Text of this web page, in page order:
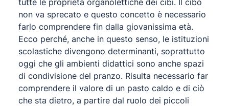
tutte le proprietà organolettiche dei cibi. Il cibo
non va sprecato e questo concetto è necessario
farlo comprendere fin dalla giovanissima età.
Ecco perché, anche in questo senso, le istituzioni
scolastiche divengono determinanti, soprattutto
oggi che gli ambienti didattici sono anche spazi
di condivisione del pranzo. Risulta necessario far
comprendere il valore di un pasto caldo e di ciò
che sta dietro, a partire dal ruolo dei piccoli